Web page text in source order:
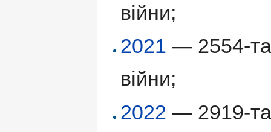
війни;
2021 — 2554-та
війни;
2022 — 2919-та